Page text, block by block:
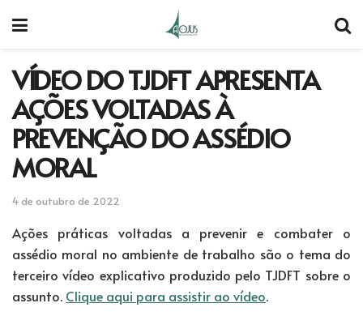
VÍDEO DO TJDFT APRESENTA
AÇÕES VOLTADAS À
PREVENÇÃO DO ASSÉDIO
MORAL
4 de outubro de 2022
Ações práticas voltadas a prevenir e combater o
assédio moral no ambiente de trabalho são o tema do
terceiro vídeo explicativo produzido pelo TJDFT sobre o
assunto. Clique aqui para assistir ao vídeo.